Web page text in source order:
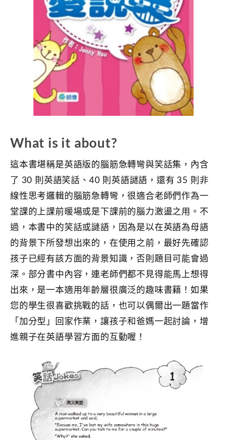
What is it about?
這本書堪稱是英語版的腦筋急轉彎與笑話集，內含
了 30 則英語笑話、40 則英語謎語，還有 35 則非
線性思考邏輯的腦筋急轉彎，很適合老師們作為一
堂課的上課前暖場或是下課前的腦力激盪之用。不
過，本書中的笑話或謎語，因為是以在英語為母語
的背景下所發想出來的，在使用之前，最好先確認
孩子已經有該方面的背景知識，否則題目可能會過
深。部分書中內容，連老師們都不見得能馬上想得
出來，是一本適用年齡層很廣泛的趣味書籍！如果
您的學生很喜歡挑戰的話，也可以偶爾出一題當作
「加分型」回家作業，讓孩子和爸媽一起討論，增
進親子在英語學習方面的互動喔！